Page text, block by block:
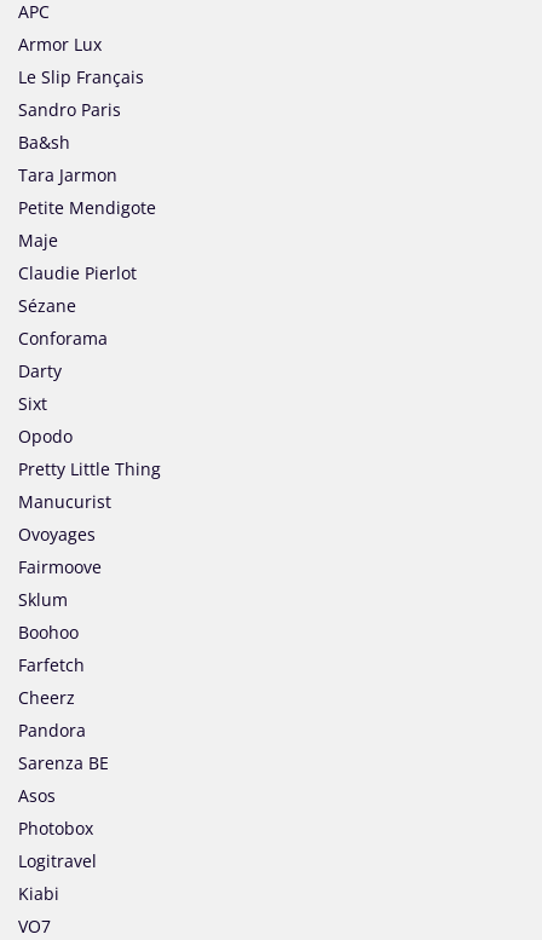
APC
Armor Lux
Le Slip Français
Sandro Paris
Ba&sh
Tara Jarmon
Petite Mendigote
Maje
Claudie Pierlot
Sézane
Conforama
Darty
Sixt
Opodo
Pretty Little Thing
Manucurist
Ovoyages
Fairmoove
Sklum
Boohoo
Farfetch
Cheerz
Pandora
Sarenza BE
Asos
Photobox
Logitravel
Kiabi
VO7